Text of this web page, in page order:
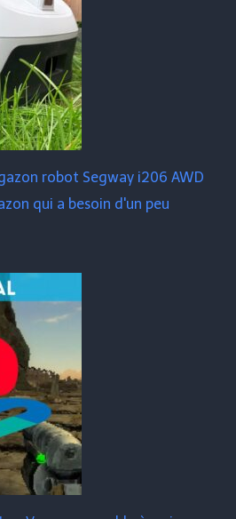
robot Segway i206 AWD
qui a besoin d'un peu